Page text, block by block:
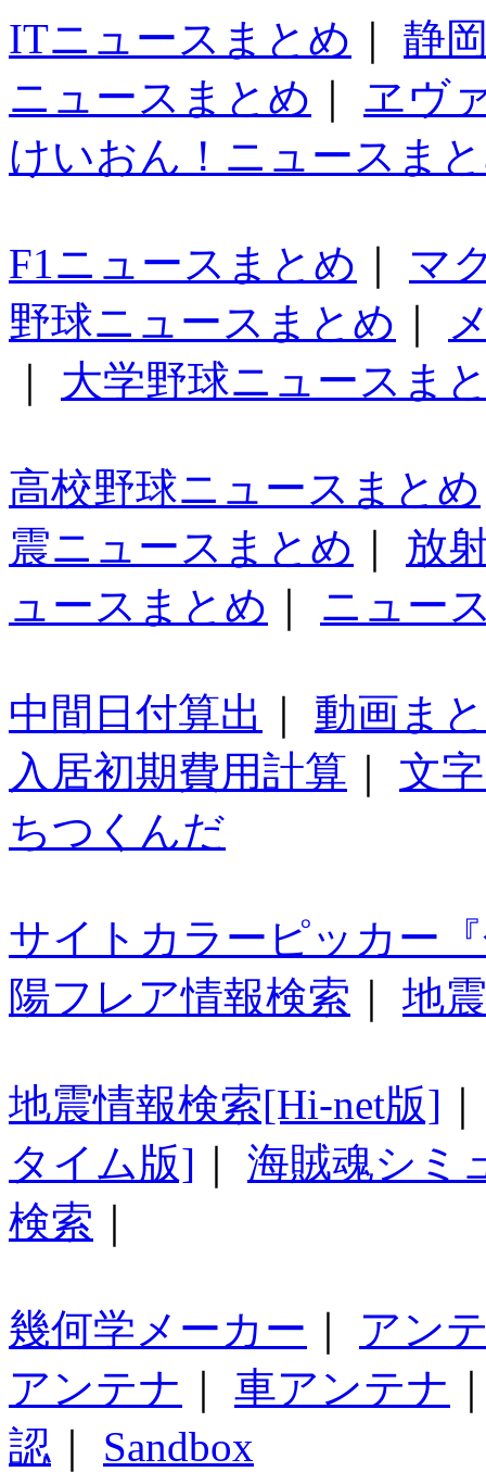
ITニュースまとめ
静
ニュースまとめ
ヱヴ
けいおん！ニュースま
F1ニュースまとめ
マ
野球ニュースまとめ
大学野球ニュースま
高校野球ニュースまとめ
震ニュースまとめ
放
ュースまとめ
ニュー
中間日付算出
動画ま
入居初期費用計算
文
ちつくんだ
サイトカラーピッカー
陽フレア情報検索
地
地震情報検索[Hi-net版]
タイム版]
海賊魂シミ
検索
幾何学メーカー
アン
アンテナ
車アンテナ
認
Sandbox